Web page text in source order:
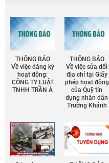
THÔNG BÁO
Về việc đăng ký
hoạt động:
CÔNG TY LUẬT
TNHH TRẦN Á
THÔNG BÁO
Về việc sửa đổi
địa chỉ tại Giấy
phép họat động
của Quỹ tín
dụng nhân dân
Trường Khánh